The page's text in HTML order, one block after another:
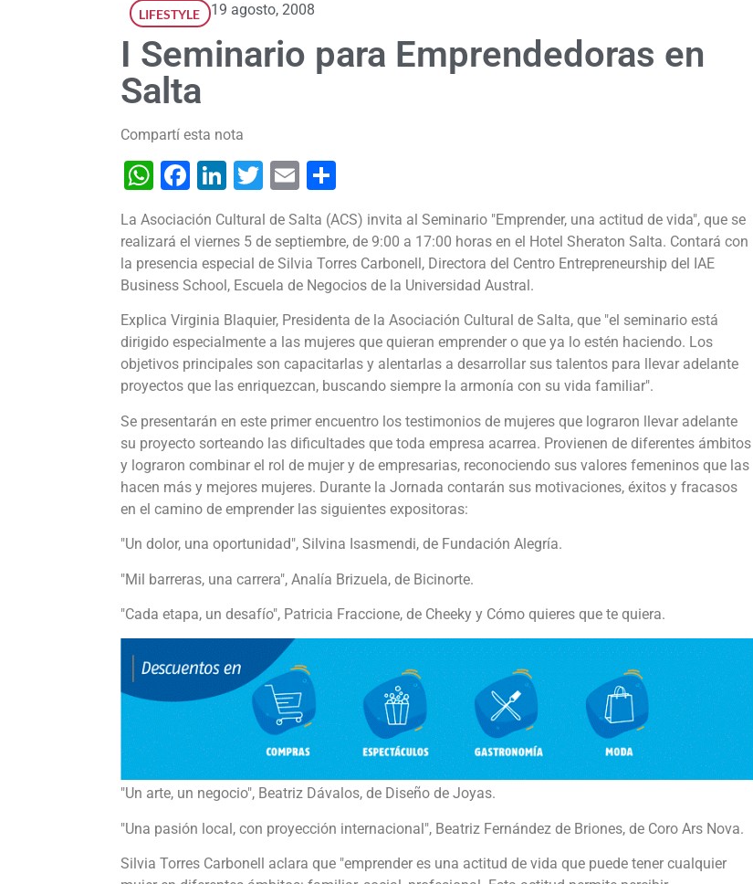
LIFESTYLE 19 agosto, 2008
I Seminario para Emprendedoras en
Salta
Compartí esta nota
WhatsApp
Facebook
LinkedIn
Twitter
Email
La Asociación Cultural de Salta (ACS) invita al Seminario "Emprender, una actitud de vida", que se
realizará el viernes 5 de septiembre, de 9:00 a 17:00 horas en el Hotel Sheraton Salta. Contará con
la presencia especial de Silvia Torres Carbonell, Directora del Centro Entrepreneurship del IAE
Business School, Escuela de Negocios de la Universidad Austral.
Explica Virginia Blaquier, Presidenta de la Asociación Cultural de Salta, que "el seminario está
dirigido especialmente a las mujeres que quieran emprender o que ya lo estén haciendo. Los
objetivos principales son capacitarlas y alentarlas a desarrollar sus talentos para llevar adelante
proyectos que las enriquezcan, buscando siempre la armonía con su vida familiar".
Se presentarán en este primer encuentro los testimonios de mujeres que lograron llevar adelante
su proyecto sorteando las dificultades que toda empresa acarrea. Provienen de diferentes ámbitos
y lograron combinar el rol de mujer y de empresarias, reconociendo sus valores femeninos que las
hacen más y mejores mujeres. Durante la Jornada contarán sus motivaciones, éxitos y fracasos
en el camino de emprender las siguientes expositoras:
"Un dolor, una oportunidad", Silvina Isasmendi, de Fundación Alegría.
"Mil barreras, una carrera", Analía Brizuela, de Bicinorte.
"Cada etapa, un desafío", Patricia Fraccione, de Cheeky y Cómo quieres que te quiera.
"Un arte, un negocio", Beatriz Dávalos, de Diseño de Joyas.
"Una pasión local, con proyección internacional", Beatriz Fernández de Briones, de Coro Ars Nova.
Silvia Torres Carbonell aclara que "emprender es una actitud de vida que puede tener cualquier